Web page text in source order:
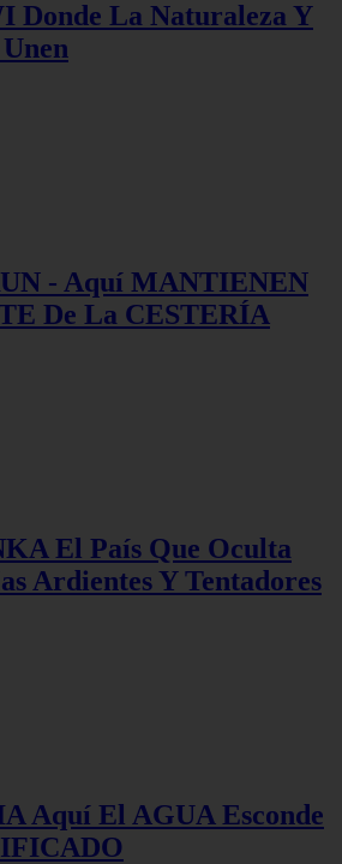
Donde La Naturaleza Y
- Aquí MANTIENEN
De La CESTERÍA
El País Que Oculta
Ardientes Y Tentadores
Aquí El AGUA Esconde